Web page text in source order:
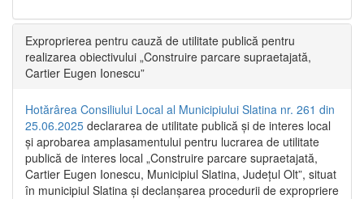
Exproprierea pentru cauză de utilitate publică pentru
realizarea obiectivului „Construire parcare supraetajată,
Cartier Eugen Ionescu”
Hotărârea Consiliului Local al Municipiului Slatina nr. 261 din
25.06.2025 declararea de utilitate publică și de interes local
și aprobarea amplasamentului pentru lucrarea de utilitate
publică de interes local „Construire parcare supraetajată,
Cartier Eugen Ionescu, Municipiul Slatina, Județul Olt”, situat
în municipiul Slatina și declanșarea procedurii de expropriere